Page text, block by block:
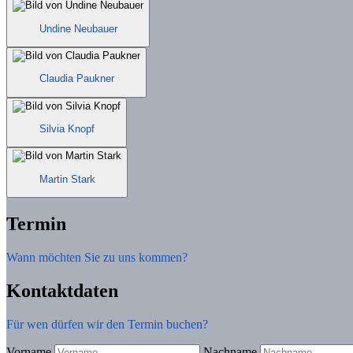
Undine Neubauer
Claudia Paukner
Silvia Knopf
Martin Stark
Termin
Wann möchten Sie zu uns kommen?
Kontaktdaten
Für wen dürfen wir den Termin buchen?